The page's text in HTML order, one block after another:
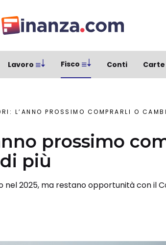
Lavoro Fisco Conti Carte
L’ANNO PROSSIMO COMPRARLI O
prossimo
più
nel 2025, ma restano opportunità con il